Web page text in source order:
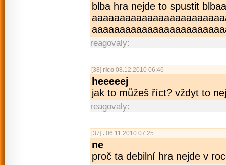
blba hra nejde to spustit
reagovaly:
[38] rico 08.12.2010 06:46
heeeeej
jak to můžeš říct? vždyt to
reagovaly:
[37] . 06.11.2010 07:25
ne
proč ta debilní hra nejde v